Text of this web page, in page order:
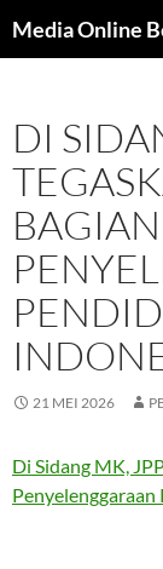
ke
DI
21 MEI 2026
Di Sidang MK,
Penyelenggaraan